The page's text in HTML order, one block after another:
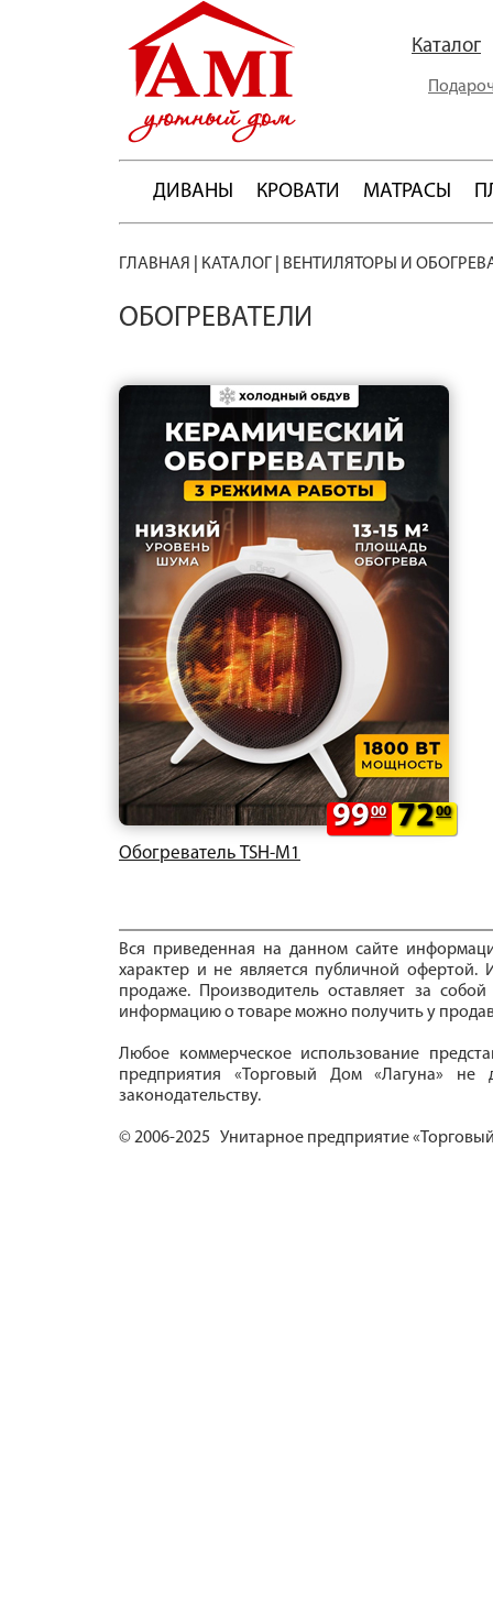
Каталог
ДИВАНЫ КРОВАТИ МАТРАСЫ
ГЛАВНАЯ КАТАЛОГ ВЕНТИЛЯТОРЫ И
ОБОГРЕВАТЕЛИ
Обогреватель TSH-M1
9900 7200
Вся приведенная на данном сайте
характер и не является публичной офертой.
продаже. Производитель оставляет за
информацию о товаре можно получить у
Любое коммерческое использование
предприятия «Торговый Дом «Лагуна» не
законодательству.
© 2006-2025 Унитарное предприятие